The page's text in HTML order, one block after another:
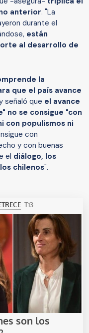
anterior. "La
durante el
están
al desarrollo de
la
que el país avance
señaló que el avance
no se consigue "con
con populismos ni
con
y con buenas
el diálogo, los
chilenos".